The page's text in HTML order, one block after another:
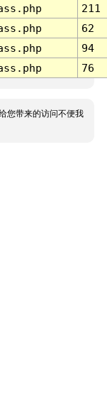
211
62
94
76
您带来的访问不便我